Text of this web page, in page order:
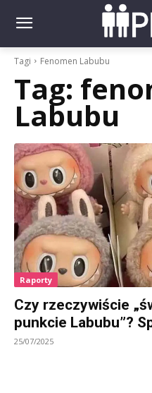
Tagi Fenomen Labubu
Tag:
Labubu
Raporty
Czy rzeczywiście
punkcie Labubu”?
25/07/2025